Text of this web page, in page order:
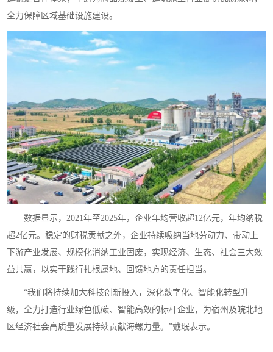
全力保障区域基础设施建设。
数据显示，2021年至2025年，企业年均营收超12亿元，年均纳税
超2亿元。稳定的财税贡献之外，企业持续吸纳当地劳动力、带动上
下游产业发展、规模化消纳工业固废，实现经济、生态、社会三大效
益共赢，以实干践行扎根属地、回馈地方的责任担当。
“我们将持续加大科技创新投入，深化数字化、智能化转型升
级，全力打造行业绿色低碳、智能高效的标杆企业，为宿州及皖北地
区经济社会高质量发展持续贡献海螺力量。”戴珉表示。